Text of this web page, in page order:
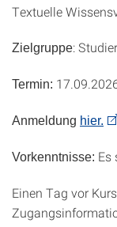
Textuelle
Zielgruppe:
Termin:
Anmeldung hier.
Vorkenntnisse: Es
Einen Tag vor